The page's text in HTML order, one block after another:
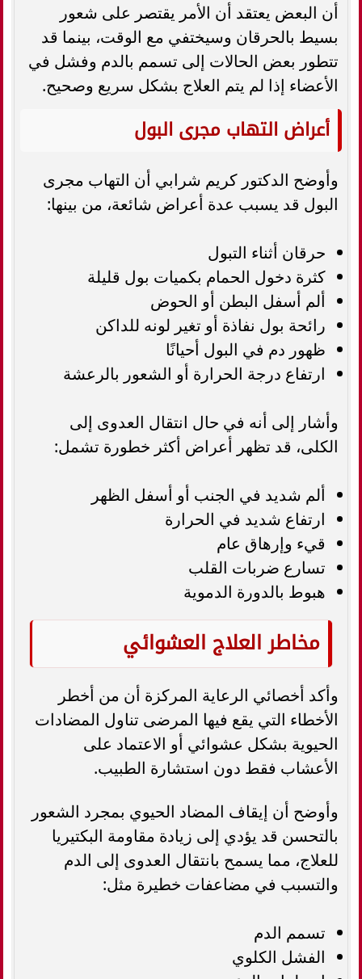
أن البعض يعتقد أن الأمر يقتصر على شعور
بسيط بالحرقان وسيختفي مع الوقت، بينما قد
تتطور بعض الحالات إلى تسمم بالدم وفشل في
الأعضاء إذا لم يتم العلاج بشكل سريع وصحيح.
أعراض التهاب مجرى البول
وأوضح الدكتور كريم شرابي أن التهاب مجرى
البول قد يسبب عدة أعراض شائعة، من بينها:
حرقان أثناء التبول
كثرة دخول الحمام بكميات بول قليلة
ألم أسفل البطن أو الحوض
رائحة بول نفاذة أو تغير لونه للداكن
ظهور دم في البول أحيانًا
ارتفاع درجة الحرارة أو الشعور بالرعشة
وأشار إلى أنه في حال انتقال العدوى إلى
الكلى، قد تظهر أعراض أكثر خطورة تشمل:
ألم شديد في الجنب أو أسفل الظهر
ارتفاع شديد في الحرارة
قيء وإرهاق عام
تسارع ضربات القلب
هبوط بالدورة الدموية
مخاطر العلاج العشوائي
وأكد أخصائي الرعاية المركزة أن من أخطر
الأخطاء التي يقع فيها المرضى تناول المضادات
الحيوية بشكل عشوائي أو الاعتماد على
الأعشاب فقط دون استشارة الطبيب.
وأوضح أن إيقاف المضاد الحيوي بمجرد الشعور
بالتحسن قد يؤدي إلى زيادة مقاومة البكتيريا
للعلاج، مما يسمح بانتقال العدوى إلى الدم
والتسبب في مضاعفات خطيرة مثل:
تسمم الدم
الفشل الكلوي